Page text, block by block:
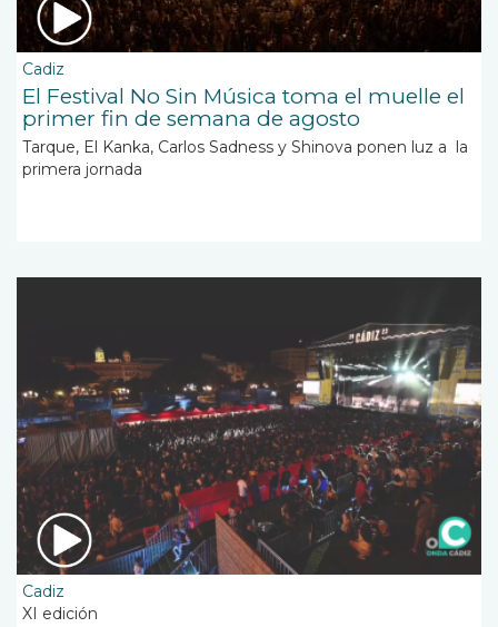
Cadiz
El Festival No Sin Música toma el muelle el
primer fin de semana de agosto
Tarque, El Kanka, Carlos Sadness y Shinova ponen luz a la
primera jornada
Cadiz
XI edición